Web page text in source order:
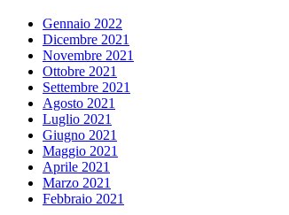
Gennaio 2022
Dicembre 2021
Novembre 2021
Ottobre 2021
Settembre 2021
Agosto 2021
Luglio 2021
Giugno 2021
Maggio 2021
Aprile 2021
Marzo 2021
Febbraio 2021